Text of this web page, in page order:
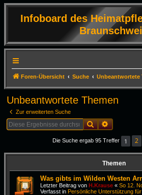
Infoboard des
Foren-Übersicht Suche Unbeantwortete
Unbeantwortete Themen
Zur erweiterten Suche
SucheErweiterte
Die Suche ergab 95 Treffer 1 2
Themen
Was gibts im Wilden Westen
Letzter Beitrag von H.Krause « So 12.
Verfasst in Persönliche Unterstützung